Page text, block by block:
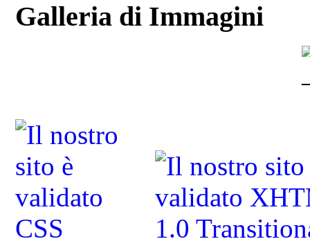
Galleria di Immagini